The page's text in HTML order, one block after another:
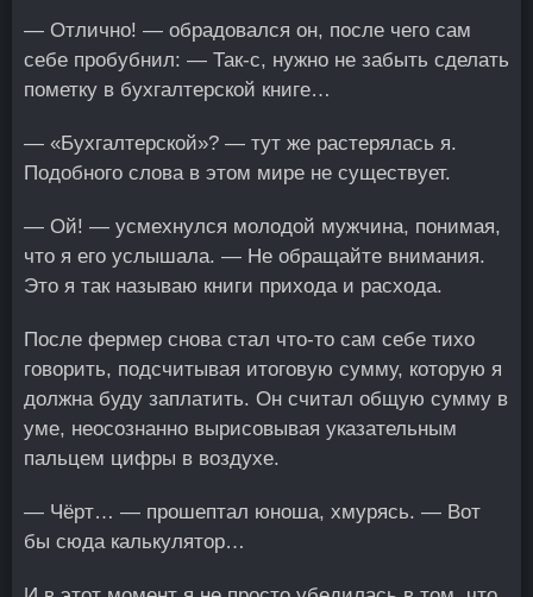
— Отлично! — обрадовался он, после чего сам
себе пробубнил: — Так-с, нужно не забыть сделать
пометку в бухгалтерской книге…
— «Бухгалтерской»? — тут же растерялась я.
Подобного слова в этом мире не существует.
— Ой! — усмехнулся молодой мужчина, понимая,
что я его услышала. — Не обращайте внимания.
Это я так называю книги прихода и расхода.
После фермер снова стал что-то сам себе тихо
говорить, подсчитывая итоговую сумму, которую я
должна буду заплатить. Он считал общую сумму в
уме, неосознанно вырисовывая указательным
пальцем цифры в воздухе.
— Чёрт… — прошептал юноша, хмурясь. — Вот
бы сюда калькулятор…